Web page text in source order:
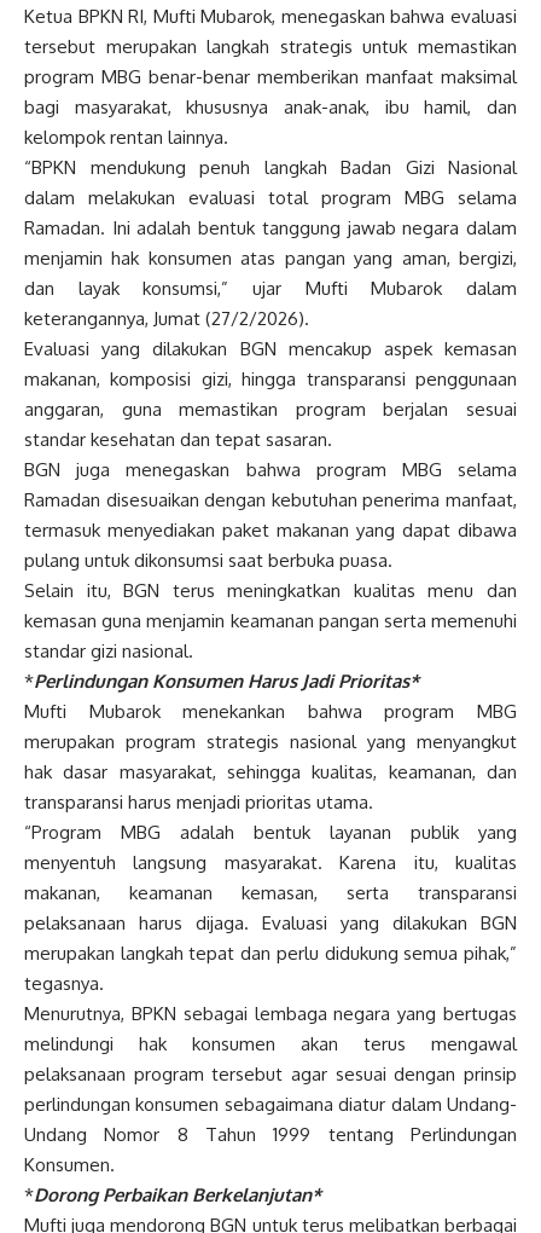
Ketua BPKN RI, Mufti Mubarok, menegaskan bahwa evaluasi
tersebut merupakan langkah strategis untuk memastikan
program MBG benar-benar memberikan manfaat maksimal
bagi masyarakat, khususnya anak-anak, ibu hamil, dan
kelompok rentan lainnya.
“BPKN mendukung penuh langkah Badan Gizi Nasional
dalam melakukan evaluasi total program MBG selama
Ramadan. Ini adalah bentuk tanggung jawab negara dalam
menjamin hak konsumen atas pangan yang aman, bergizi,
dan layak konsumsi,” ujar Mufti Mubarok dalam
keterangannya, Jumat (27/2/2026).
Evaluasi yang dilakukan BGN mencakup aspek kemasan
makanan, komposisi gizi, hingga transparansi penggunaan
anggaran, guna memastikan program berjalan sesuai
standar kesehatan dan tepat sasaran.
BGN juga menegaskan bahwa program MBG selama
Ramadan disesuaikan dengan kebutuhan penerima manfaat,
termasuk menyediakan paket makanan yang dapat dibawa
pulang untuk dikonsumsi saat berbuka puasa.
Selain itu, BGN terus meningkatkan kualitas menu dan
kemasan guna menjamin keamanan pangan serta memenuhi
standar gizi nasional.
*Perlindungan Konsumen Harus Jadi Prioritas*
Mufti Mubarok menekankan bahwa program MBG
merupakan program strategis nasional yang menyangkut
hak dasar masyarakat, sehingga kualitas, keamanan, dan
transparansi harus menjadi prioritas utama.
“Program MBG adalah bentuk layanan publik yang
menyentuh langsung masyarakat. Karena itu, kualitas
makanan, keamanan kemasan, serta transparansi
pelaksanaan harus dijaga. Evaluasi yang dilakukan BGN
merupakan langkah tepat dan perlu didukung semua pihak,”
tegasnya.
Menurutnya, BPKN sebagai lembaga negara yang bertugas
melindungi hak konsumen akan terus mengawal
pelaksanaan program tersebut agar sesuai dengan prinsip
perlindungan konsumen sebagaimana diatur dalam Undang-
Undang Nomor 8 Tahun 1999 tentang Perlindungan
Konsumen.
*Dorong Perbaikan Berkelanjutan*
Mufti juga mendorong BGN untuk terus melibatkan berbagai